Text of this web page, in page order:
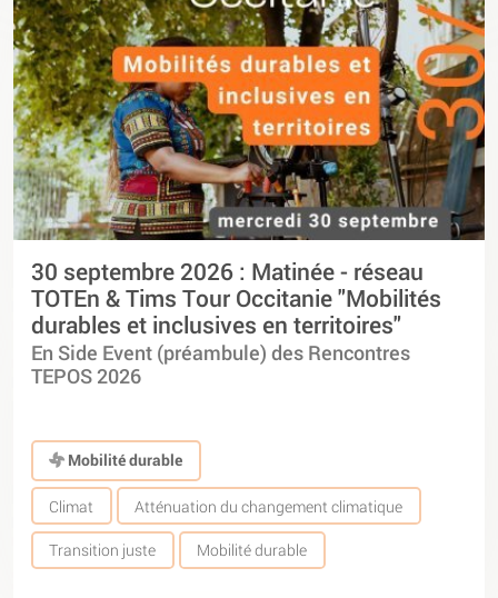
30 septembre 2026 : Matinée - réseau
TOTEn & Tims Tour Occitanie "Mobilités
durables et inclusives en territoires"
En Side Event (préambule) des Rencontres
TEPOS 2026
Mobilité durable
Climat Atténuation du changement climatique
Transition juste Mobilité durable